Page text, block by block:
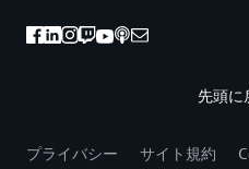
先頭に
プライバシー サイト規約